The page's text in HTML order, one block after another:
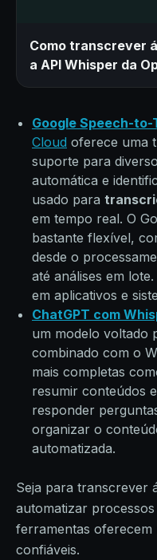
Como transcrever
a API Whisper da
Google Speech-to-
Cloud oferece uma
suporte para
automática e
usado para
em tempo real. O
bastante flexível,
desde o
até análises em
em aplicativos e
ChatGPT com
um modelo voltado
combinado com o
mais completas
resumir conteúdos
responder
organizar o
automatizada.
Seja para transcrever
automatizar
ferramentas oferecem
confiáveis.